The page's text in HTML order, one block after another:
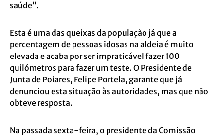
saúde”.
Esta é uma das queixas da população já que a
percentagem de pessoas idosas na aldeia é muito
elevada e acaba por ser impraticável fazer 100
quilómetros para fazer um teste. O Presidente de
Junta de Poiares, Felipe Portela, garante que já
denunciou esta situação às autoridades, mas que não
obteve resposta.
Na passada sexta-feira, o presidente da Comissão